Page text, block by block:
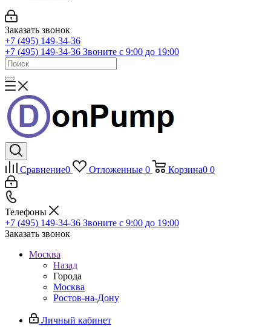
Заказать звонок
+7 (495) 149-34-36
+7 (495) 149-34-36 Звоните с 9:00 до 19:00
Сравнение0 Отложенные 0 Корзина0 0
Телефоны
+7 (495) 149-34-36 Звоните с 9:00 до 19:00
Заказать звонок
Москва
Назад
Города
Москва
Ростов-на-Дону
Личный кабинет